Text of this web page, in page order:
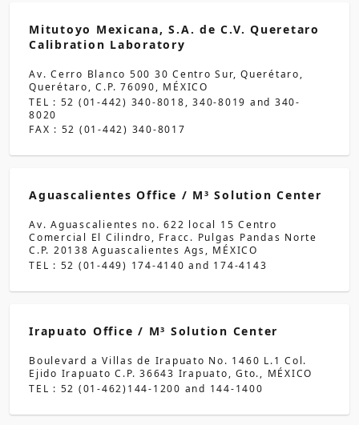
Mitutoyo Mexicana, S.A. de C.V. Queretaro
Calibration Laboratory
Av. Cerro Blanco 500 30 Centro Sur, Querétaro,
Querétaro, C.P. 76090, MÉXICO
TEL : 52 (01-442) 340-8018, 340-8019 and 340-
8020
FAX : 52 (01-442) 340-8017
Aguascalientes Office / M 3 Solution Center
Av. Aguascalientes no. 622 local 15 Centro
Comercial El Cilindro, Fracc. Pulgas Pandas Norte
C.P. 20138 Aguascalientes Ags, MÉXICO
TEL : 52 (01-449) 174-4140 and 174-4143
Irapuato Office / M3 Solution Center
Boulevard a Villas de Irapuato No. 1460 L.1 Col.
Ejido Irapuato C.P. 36643 Irapuato, Gto., MÉXICO
TEL : 52 (01-462)144-1200 and 144-1400